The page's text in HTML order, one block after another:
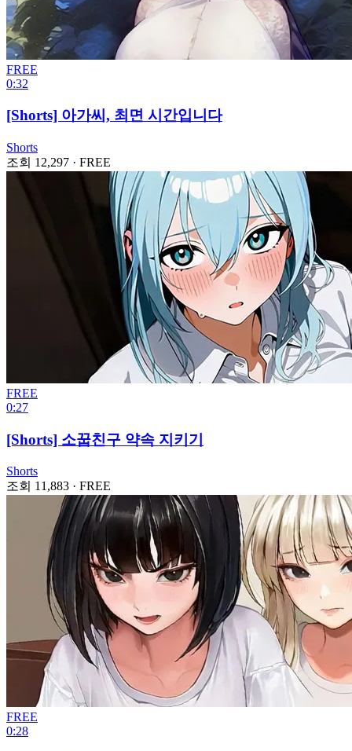
FREE
0:32
[Shorts] 아가씨, 최면 시간입니다
Shorts
조회 12,297 · FREE
FREE
0:27
[Shorts] 소꿉친구 약속 지키기
Shorts
조회 11,883 · FREE
FREE
0:28